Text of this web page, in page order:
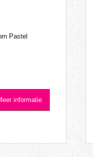
Pastel
informatie